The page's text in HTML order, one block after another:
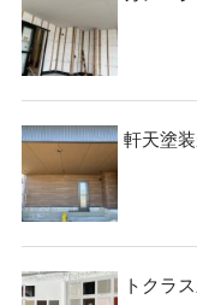
軒天塗
トクラ